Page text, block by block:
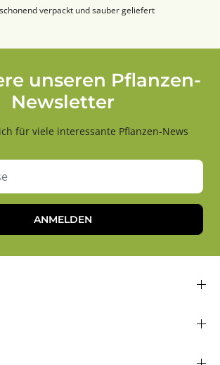
verpackt und sauber geliefert
unseren Pflanzen-
Newsletter
für viele interessante Pflanzen-News
ANMELDEN